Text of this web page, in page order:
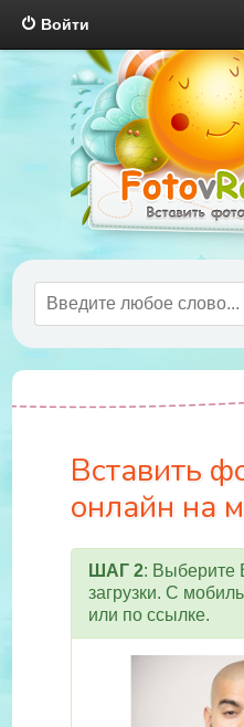
Войти
Вставить
онлайн на
ШАГ 2:
загрузки. С
или по ссылке.